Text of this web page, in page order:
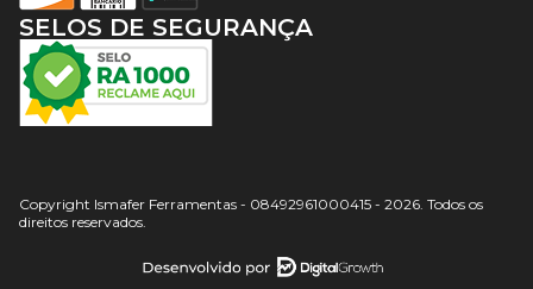
SELOS DE SEGURANÇA
Copyright Ismafer Ferramentas - 08492961000415 - 2026. Todos os
direitos reservados.